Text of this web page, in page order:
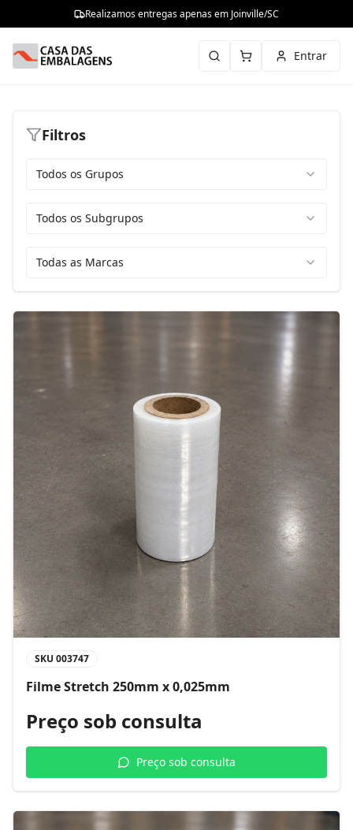
Realizamos entregas apenas em Joinville/SC
Entrar
Filtros
Todos os Grupos
Todos os Subgrupos
Todas as Marcas
SKU 003747
Filme Stretch 250mm x 0,025mm
Preço sob consulta
Preço sob consulta